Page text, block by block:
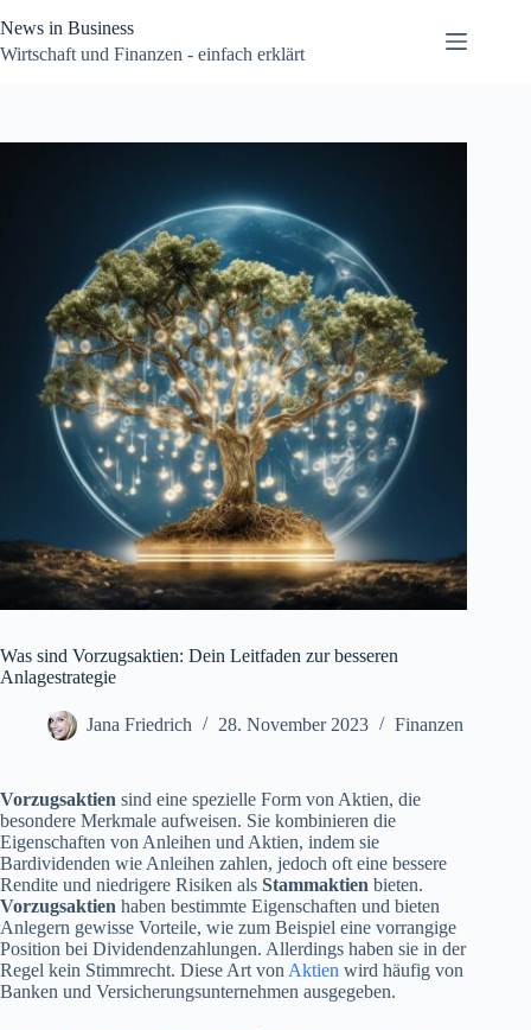
Inhalt
springen
News in Business
Wirtschaft und Finanzen - einfach erklärt
Was sind Vorzugsaktien: Dein Leitfaden zur besseren
Anlagestrategie
Jana Friedrich 28. November 2023 Finanzen
Vorzugsaktien sind eine spezielle Form von Aktien, die
besondere Merkmale aufweisen. Sie kombinieren die
Eigenschaften von Anleihen und Aktien, indem sie
Bardividenden wie Anleihen zahlen, jedoch oft eine bessere
Rendite und niedrigere Risiken als Stammaktien bieten.
Vorzugsaktien haben bestimmte Eigenschaften und bieten
Anlegern gewisse Vorteile, wie zum Beispiel eine vorrangige
Position bei Dividendenzahlungen. Allerdings haben sie in der
Regel kein Stimmrecht. Diese Art von Aktien wird häufig von
Banken und Versicherungsunternehmen ausgegeben.